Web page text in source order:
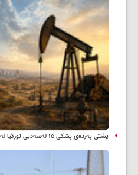
پشتی پەردەی پشکی ١٥ لەسەدیی تورکیا لە نەوتی کەرکووک